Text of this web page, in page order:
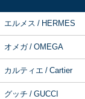
エルメス / HERMES
オメガ / OMEGA
カルティエ / Cartier
グッチ / GUCCI